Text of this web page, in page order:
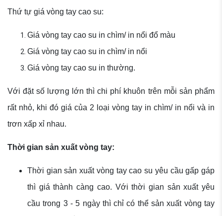
Thứ tự giá vòng tay cao su:
Giá vòng tay cao su in chìm/ in nổi đổ màu
Giá vòng tay cao su in chìm/ in nổi
Giá vòng tay cao su in thường.
Với đặt số lượng lớn thì chi phí khuôn trên mỗi sản phẩm
rất nhỏ, khi đó giá của 2 loại vòng tay in chìm/ in nổi và in
trơn xấp xỉ nhau.
Thời gian sản xuất vòng tay:
Thời gian sản xuất vòng tay cao su yêu cầu gấp gáp
thì giá thành càng cao. Với thời gian sản xuất yêu
cầu trong 3 - 5 ngày thì chỉ có thể sản xuất vòng tay